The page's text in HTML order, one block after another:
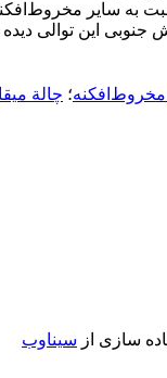
این توالی
مخروط‌افکنه؛ چالة
سازی از سیناوب